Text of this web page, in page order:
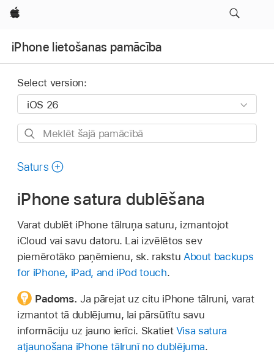
Apple
iPhone lietošanas pamācība
Select version:
Meklēt
pamācībā
Saturs
iPhone satura dublēšana
Varat dublēt iPhone tālruņa saturu, izmantojot
iCloud vai savu datoru. Lai izvēlētos sev
piemērotāko paņēmienu, sk. rakstu About backups
for iPhone, iPad, and iPod touch.
Padoms.Ja pārejat uz citu iPhone tālruni, varat
izmantot tā dublējumu, lai pārsūtītu savu
informāciju uz jauno ierīci. Skatiet Visa satura
atjaunošana iPhone tālrunī no dublējuma.